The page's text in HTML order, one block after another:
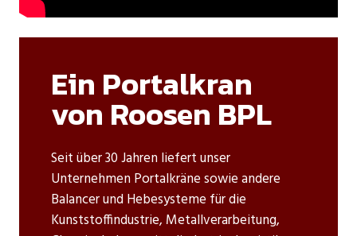
Ein Portalkran
von Roosen BPL
Seit über 30 Jahren liefert unser
Unternehmen Portalkräne sowie andere
Balancer und Hebesysteme für die
Kunststoffindustrie, Metallverarbeitung,